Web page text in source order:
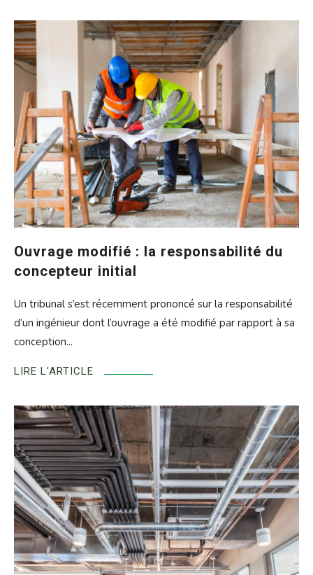
Ouvrage modifié : la responsabilité du
concepteur initial
Un tribunal s’est récemment prononcé sur la responsabilité
d’un ingénieur dont l’ouvrage a été modifié par rapport à sa
conception...
LIRE L'ARTICLE